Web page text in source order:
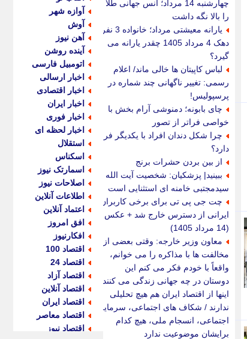
چهارشنبه 14 مرداد؛ انس جهانی طلا
را بالا نگه داشت
یارانه معیشتی مرداد؛ خانواده 3 نفره
دهک 4 مرداد 1405 چقدر یارانه می
گیرد؟
لباس کاپیتان ها خالی ماند/ اعلام
رسمی: تغییر ناگهانی چند شماره در
پرسپولیس!
چای بابونه؛ دمنوشی آرام بخش با
خواصی فراتر از تصور
چرا شکل دندان افراد با یکدیگر فرق
دارد؟
از بین بردن حشرات برنج
ببینید| پزشکیان: شخصیت آیت الله
سیدمجتبی خامنه ای استثنایی است
چت جی پی تی برای برخی کاربران
ایرانی از دسترس خارج شد + عکس
(14 مرداد 1405)
معاون وزیر خارجه: وقتی بعضی از
مخالفت ها با مذاکره را می خوانم،
واقعاً با خودم فکر می کنم این
دوستان در چه جهانی زندگی می کنند /
اینها از اقتصاد ایران هم هیچ تحلیلی
ندارند / شکاف های اجتماعی، سرمایه
اجتماعی، انسجام ملی، هیچ کدام
برایشان موضوعیت ندارد
آوازه شهر
آوش
آهن نیوز
آینده روشن
اتومبیل فارسی
اخبار ارسالی
اخبار اقتصادی
اخبار ایران
اخبار فوری
اخبار لحظه ای
استقلال
اسکناس
اسمارتک نیوز
اصلاحات نیوز
اطلاعات آنلاین
اعتماد آنلاین
افق امروز
افکارنیوز
اقتصاد 100
اقتصاد 24
اقتصاد آزاد
اقتصاد آنلاین
اقتصاد ایران
اقتصاد معاصر
اقتصاد نیوز